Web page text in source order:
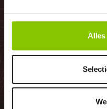
Alles
Indien er in
betaalde